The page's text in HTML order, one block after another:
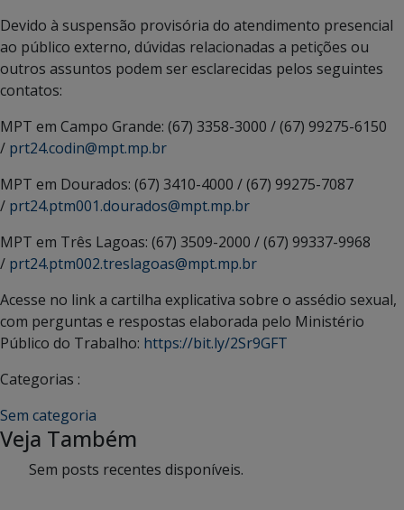
Devido à suspensão provisória do atendimento presencial
ao público externo, dúvidas relacionadas a petições ou
outros assuntos podem ser esclarecidas pelos seguintes
contatos:
MPT em Campo Grande: (67) 3358-3000 / (67) 99275-6150
/ prt24.codin@mpt.mp.br
MPT em Dourados: (67) 3410-4000 / (67) 99275-7087
/ prt24.ptm001.dourados@mpt.mp.br
MPT em Três Lagoas: (67) 3509-2000 / (67) 99337-9968
/ prt24.ptm002.treslagoas@mpt.mp.br
Acesse no link a cartilha explicativa sobre o assédio sexual,
com perguntas e respostas elaborada pelo Ministério
Público do Trabalho: https://bit.ly/2Sr9GFT
Categorias :
Sem categoria
Veja Também
Sem posts recentes disponíveis.